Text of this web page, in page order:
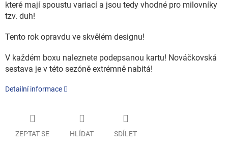
které mají spoustu variací a jsou tedy vhodné pro milovníky
tzv. duh!
Tento rok opravdu ve skvělém designu!
V každém boxu naleznete podepsanou kartu! Nováčkovská
sestava je v této sezóně extrémně nabitá!
Detailní informace
ZEPTAT SE HLÍDAT SDÍLET